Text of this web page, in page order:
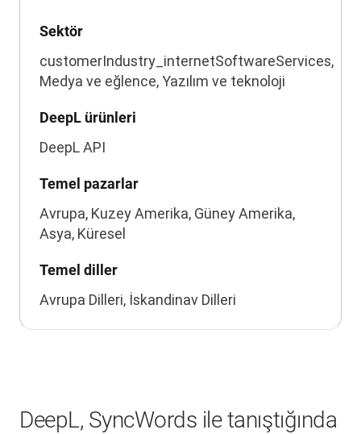
Sektör
customerIndustry_internetSoftwareServices,
Medya ve eğlence, Yazılım ve teknoloji
DeepL ürünleri
DeepL API
Temel pazarlar
Avrupa, Kuzey Amerika, Güney Amerika,
Asya, Küresel
Temel diller
Avrupa Dilleri, İskandinav Dilleri
DeepL, SyncWords ile tanıştığında